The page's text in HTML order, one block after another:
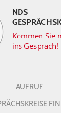
NDS
Kommen Sie
ins Gespräch!
AUFRUF